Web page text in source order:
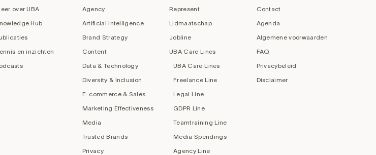
over UBA
Hub
en inzichten
Agency
Artificial Intelligence
Brand Strategy
Content
Data & Technology
Diversity & Inclusion
E-commerce & Sales
Marketing Effectiveness
Media
Trusted Brands
Privacy
Represent
Lidmaatschap
Jobline
UBA Care Lines
UBA Care Lines
Freelance Line
Legal Line
GDPR Line
Teamtraining Line
Media Spendings
Agency Line
Contact
Agenda
Algemene voorwaarden
FAQ
Privacybeleid
Disclaimer